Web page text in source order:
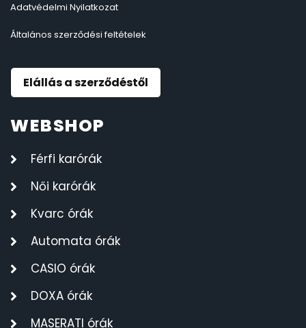
Adatvédelmi Nyilatkozat
Általános szerződési feltételek
Elállás a szerződéstől
WEBSHOP
Férfi karórák
Női karórák
Kvarc órák
Automata órák
CASIO órák
DOXA órák
MASERATI órák